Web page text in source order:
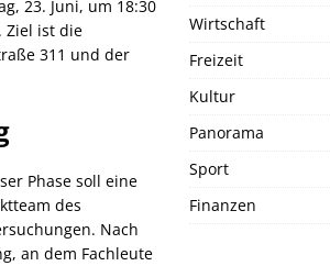
23. Juni, um 18:30
Ziel ist die
311 und der
Phase soll eine
des
Nach
an dem Fachleute
Wirtschaft
Freizeit
Kultur
Panorama
Sport
Finanzen